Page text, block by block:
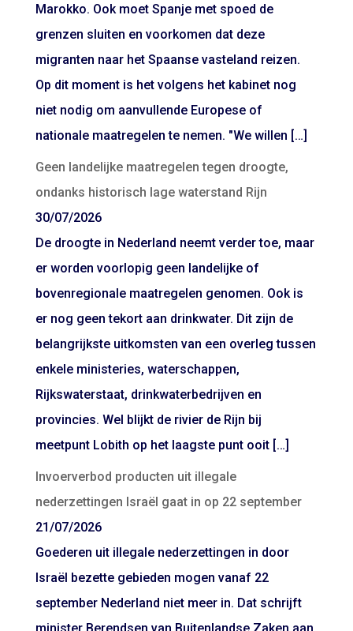
Marokko. Ook moet Spanje met spoed de
grenzen sluiten en voorkomen dat deze
migranten naar het Spaanse vasteland reizen.
Op dit moment is het volgens het kabinet nog
niet nodig om aanvullende Europese of
nationale maatregelen te nemen. "We willen […]
Geen landelijke maatregelen tegen droogte,
ondanks historisch lage waterstand Rijn
30/07/2026
De droogte in Nederland neemt verder toe, maar
er worden voorlopig geen landelijke of
bovenregionale maatregelen genomen. Ook is
er nog geen tekort aan drinkwater. Dit zijn de
belangrijkste uitkomsten van een overleg tussen
enkele ministeries, waterschappen,
Rijkswaterstaat, drinkwaterbedrijven en
provincies. Wel blijkt de rivier de Rijn bij
meetpunt Lobith op het laagste punt ooit […]
Invoerverbod producten uit illegale
nederzettingen Israël gaat in op 22 september
21/07/2026
Goederen uit illegale nederzettingen in door
Israël bezette gebieden mogen vanaf 22
september Nederland niet meer in. Dat schrijft
minister Berendsen van Buitenlandse Zaken aan